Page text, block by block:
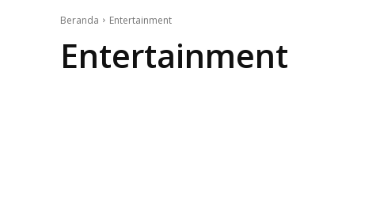
Beranda Entertainment
Entertainment